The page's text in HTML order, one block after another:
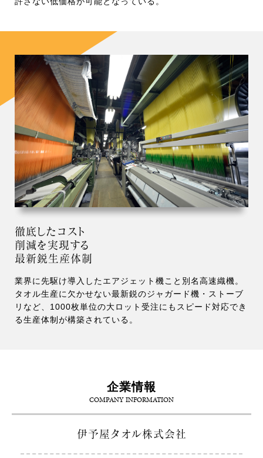
徹底したコスト
削減を実現する
最新鋭生産体制
業界に先駆け導入したエアジェット機こと別名高速織機。
タオル生産に欠かせない最新鋭のジャガード機・ストーブ
リなど、1000枚単位の大ロット受注にもスピード対応でき
る生産体制が構築されている。
企業情報
COMPANY INFORMATION
伊予屋タオル株式会社